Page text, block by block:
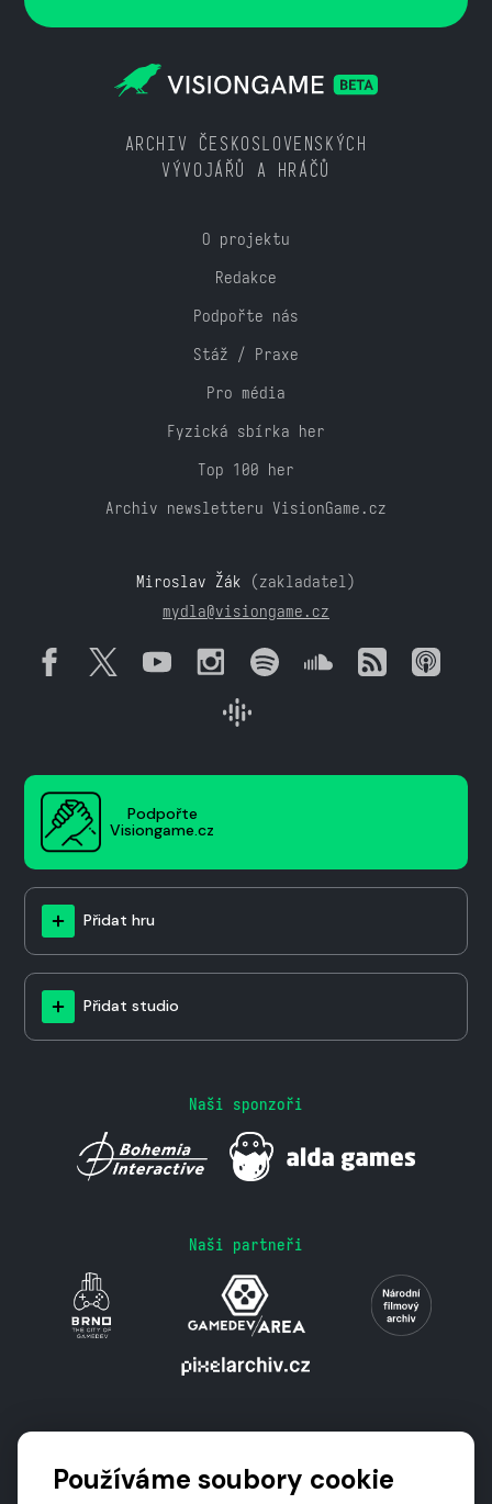
ARCHIV ČESKOSLOVENSKÝCH
VÝVOJÁŘŮ A HRÁČŮ
O projektu
Redakce
Podpořte nás
Stáž / Praxe
Pro média
Fyzická sbírka her
Top 100 her
Archiv newsletteru VisionGame.cz
Miroslav Žák (zakladatel)
mydla@visiongame.cz
Podpořte
Visiongame.cz
Přidat hru
Přidat studio
Naši sponzoři
Naši partneři
Používáme soubory cookie